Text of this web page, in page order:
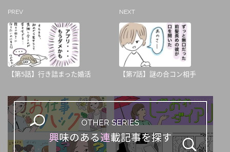
PREV
【第5話】行き詰まった婚活
NEXT
【第7話】謎の合コン相手